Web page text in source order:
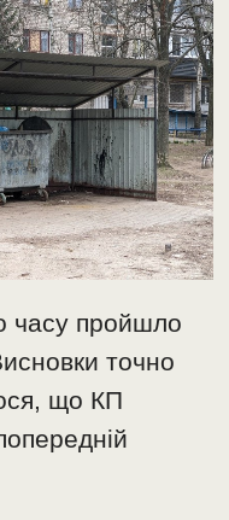
часу пройшло
точно
що КП